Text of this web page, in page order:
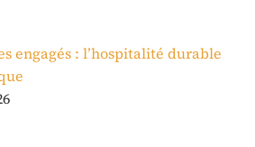
engagés : l’hospitalité durable